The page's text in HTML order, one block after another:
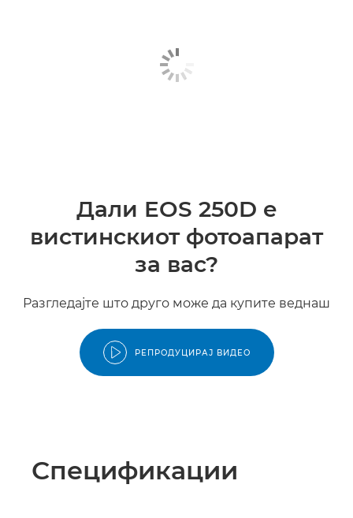
Дали EOS 250D е
вистинскиот фотоапарат
за вас?
Разгледајте што друго може да купите веднаш
РЕПРОДУЦИРАЈ ВИДЕО
Спецификации